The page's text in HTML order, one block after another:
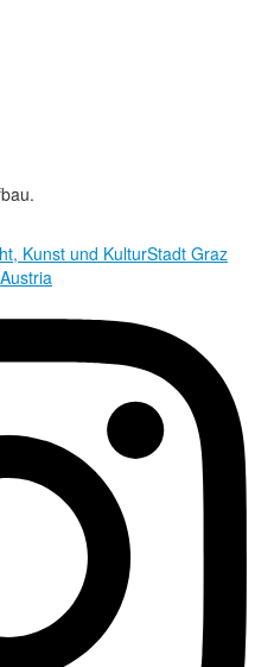
Kunst und KulturStadt Graz